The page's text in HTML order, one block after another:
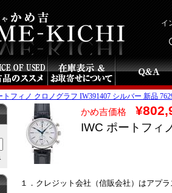
イ
トフィノ クロノグラフ IW391407 シルバー 新品
かめ吉価格
IWC ポートフィ
１．クレジット会社（信販会社）はアプ